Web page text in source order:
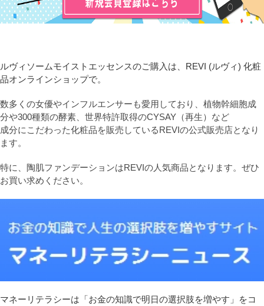
ルヴィソームモイストエッセンスのご購入は、REVI (ルヴィ) 化粧
品オンラインショップで。
数多くの女優やインフルエンサーも愛用しており、植物幹細胞成
分や300種類の酵素、世界特許取得のCYSAY（再生）など
成分にこだわった化粧品を販売しているREVIの公式販売店となり
ます。
特に、陶肌ファンデーションはREVIの人気商品となります。ぜひ
お買い求めください。
マネーリテラシーは「お金の知識で明日の選択肢を増やす」をコ